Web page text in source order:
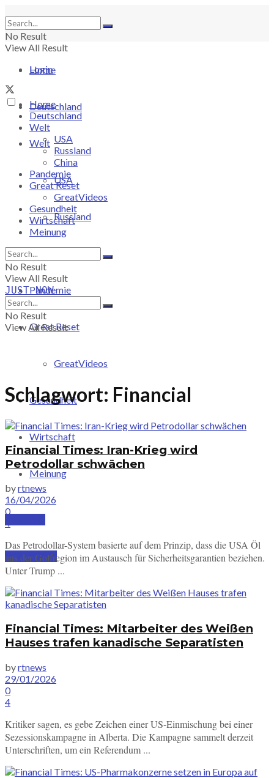
No Result
View All Result
Login
Home
Deutschland
Welt
USA
Russland
Pandemie
Great Reset
GreatVideos
Gesundheit
Wirtschaft
Meinung
SUBSCRIBE
Home
Deutschland
Welt
USA
Russland
China
Pandemie
Great Reset
GreatVideos
Gesundheit
Wirtschaft
Meinung
No Result
View All Result
JUST-NOW
No Result
View All Result
Schlagwort: Financial
Financial Times: Iran-Krieg wird
Petrodollar schwächen
byrtnews
16/04/2026
0
4
Das Petrodollar-System basierte auf dem Prinzip, dass die USA Öl
aus der Golfregion im Austausch für Sicherheitsgarantien beziehen.
Unter Trump ...
Financial Times: Mitarbeiter des Weißen
Hauses trafen kanadische Separatisten
byrtnews
29/01/2026
0
4
Kritiker sagen, es gebe Zeichen einer US-Einmischung bei einer
Sezessionskampagne in Alberta. Die Kampagne sammelt derzeit
Unterschriften, um ein Referendum ...